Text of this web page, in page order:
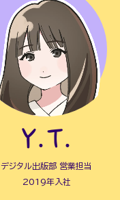
Y.T.
デジタル出版部 営業担当
2019年入社